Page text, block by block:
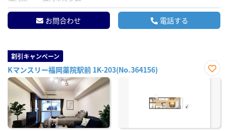
お問合わせ 電話する
割引キャンペーン
Kマンスリー福岡薬院駅前 1K-203(No.364156)
お気